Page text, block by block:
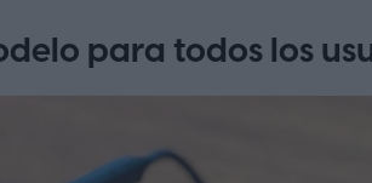
para todos los